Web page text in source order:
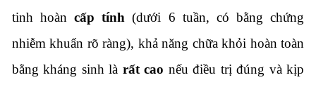
tinh hoàncấp tính (dưới 6 tuần, có bằng chứng
nhiễm khuẩn rõ ràng), khả năng chữa khỏi hoàn toàn
bằng kháng sinh là rất cao nếu điều trị đúng và kịp